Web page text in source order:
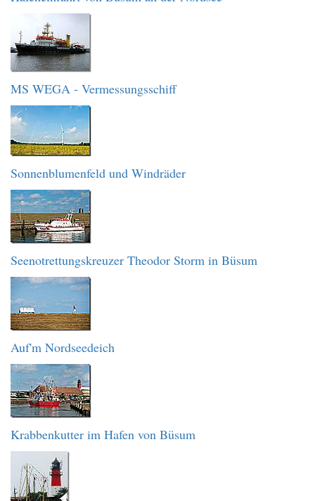
MS WEGA - Vermessungsschiff
Sonnenblumenfeld und Windräder
Seenotrettungskreuzer Theodor Storm in Büsum
Auf'm Nordseedeich
Krabbenkutter im Hafen von Büsum